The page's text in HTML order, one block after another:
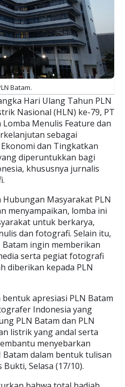
Batam.
Hari Ulang Tahun PLN
Nasional (HLN) ke-79, PT
Menulis Feature dan
sebagai
dan Tingkatkan
diperuntukkan bagi
khususnya jurnalis
Masyarakat PLN
menyampaikan, lomba ini
untuk berkarya,
dan fotografi. Selain itu,
ingin memberikan
serta pegiat fotografi
diberikan kepada PLN
apresiasi PLN Batam
Indonesia yang
PLN Batam dan PLN
listrik yang andal serta
menyebarkan
dalam bentuk tulisan
Selasa (17/10).